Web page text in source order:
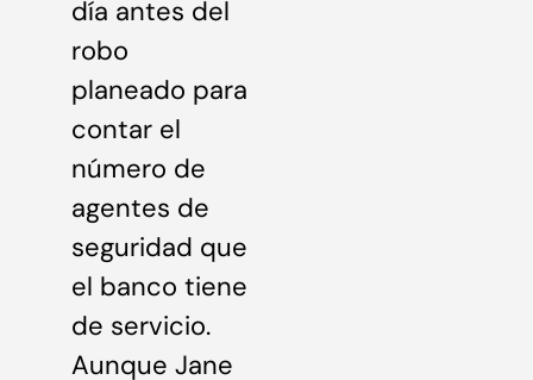
día antes del
robo
planeado para
contar el
número de
agentes de
seguridad que
el banco tiene
de servicio.
Aunque Jane